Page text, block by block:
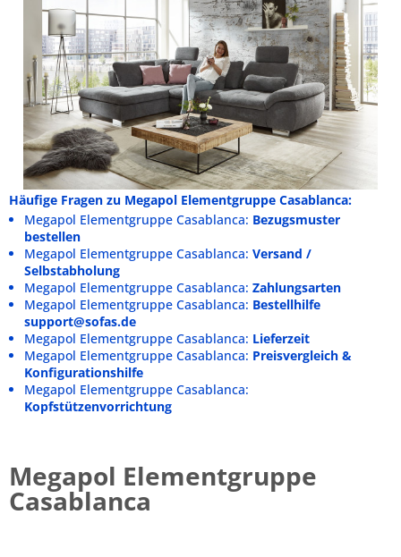
Häufige Fragen zu Megapol Elementgruppe Casablanca:
Megapol Elementgruppe Casablanca: Bezugsmuster
bestellen
Megapol Elementgruppe Casablanca: Versand /
Selbstabholung
Megapol Elementgruppe Casablanca: Zahlungsarten
Megapol Elementgruppe Casablanca: Bestellhilfe
support@sofas.de
Megapol Elementgruppe Casablanca: Lieferzeit
Megapol Elementgruppe Casablanca: Preisvergleich &
Konfigurationshilfe
Megapol Elementgruppe Casablanca:
Kopfstützenvorrichtung
Megapol Elementgruppe
Casablanca